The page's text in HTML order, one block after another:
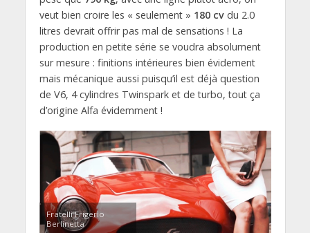
veut bien croire les « seulement » 180 cvdu 2.0
litres devrait offrir pas mal de sensations ! La
production en petite série se voudra absolument
sur mesure : finitions intérieures bien évidement
mais mécanique aussi puisqu’il est déjà question
de V6, 4 cylindres Twinspark et de turbo, tout ça
d’origine Alfa évidemment !
Fratelli Frigerio
Berlinetta